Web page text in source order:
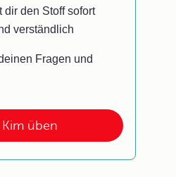
üben
dir den Stoff sofort
verständlich
Fragen und